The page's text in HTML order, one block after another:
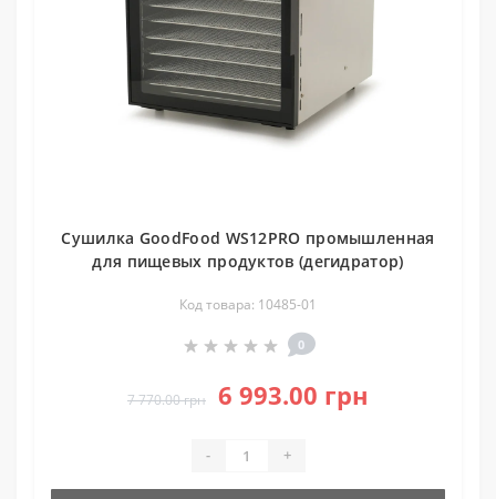
Сушилка GoodFood WS12PRO промышленная
для пищевых продуктов (дегидратор)
Код товара: 10485-01
0
7 770.00 грн 6 993.00 грн
- +